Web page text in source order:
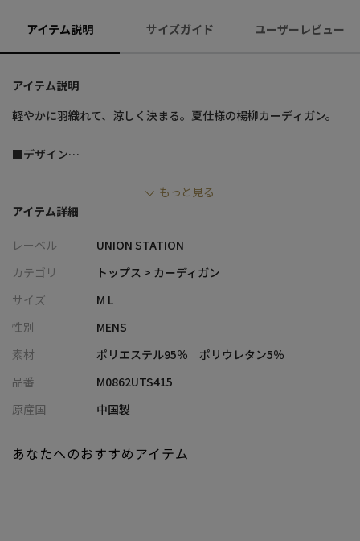
アイテム説明 サイズガイド ユーザーレビュー
アイテム説明
軽やかに羽織れて、涼しく決まる。夏仕様の楊柳カーディガン。
■デザイン
・表面の独特な凹凸感が肌への接地を軽減し、さらりとした着用
・軽量かつ通気性に優れ、暑い季節でも快適に羽織れる一着
・5分袖デザインが程よい抜け感を演出し、季節感のある軽やかな
・ハンドウォッシャブル仕様で、自宅で手軽にケアが可能
・シンプルながら素材感が映える、大人のためのミニマルデザイ
ン
■コーディネート提案
・無地Tシャツ×スラックスにさらっと羽織って、上品なきれいめ
スタイルに
もっと見る
アイテム詳細
レーベル
UNION STATION
カテゴリ
トップス > カーディガン
サイズ
M L
性別
MENS
素材
ポリエステル95％ ポリウレタン5％
品番
M0862UTS415
原産国
中国製
あなたへのおすすめアイテム